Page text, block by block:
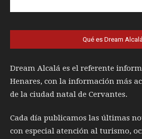
Qué es Dream Alcalá
Dream Alcalá es el referente
Henares, con la información más
de la ciudad natal de Cervantes.
Cada día publicamos las últimas
con especial atención al turismo,